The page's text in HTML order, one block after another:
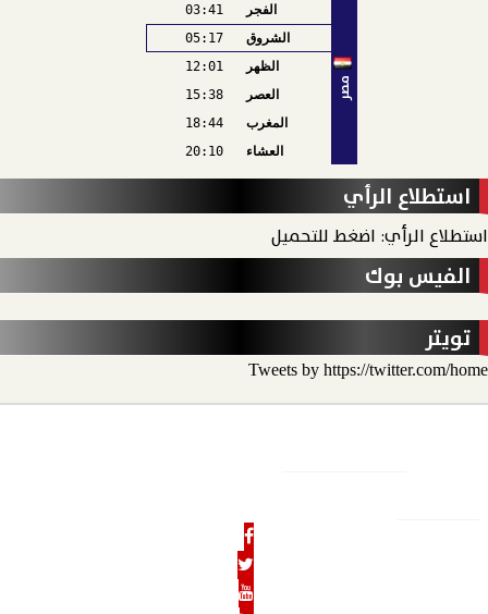
مصر
الفجر
03:41
الشروق
05:17
الظهر
12:01
العصر
15:38
المغرب
18:44
العشاء
20:10
استطلاع الرأي
استطلاع الرأي: اضغط للتحميل
الفيس بوك
تويتر
Tweets by https://twitter.com/home